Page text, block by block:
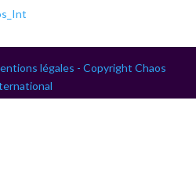
légales - Copyright Chaos